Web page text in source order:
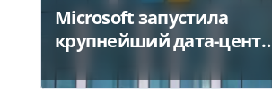
Microsoft запустила
крупнейший дата-центр
миллиарда